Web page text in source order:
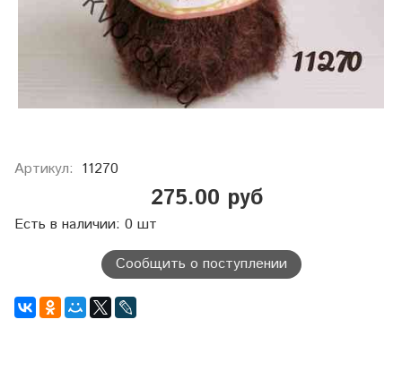
Артикул: 11270
275.00 руб
Есть в наличии: 0 шт
Сообщить о поступлении